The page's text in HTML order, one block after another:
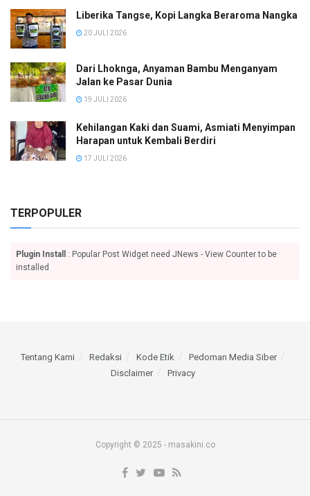
Liberika Tangse, Kopi Langka Beraroma Nangka
20 JULI 2026
Dari Lhoknga, Anyaman Bambu Menganyam
Jalan ke Pasar Dunia
19 JULI 2026
Kehilangan Kaki dan Suami, Asmiati Menyimpan
Harapan untuk Kembali Berdiri
17 JULI 2026
TERPOPULER
Plugin Install
: Popular Post Widget need JNews - View Counter to be
installed
Tentang Kami Redaksi Kode Etik
Pedoman Media Siber
Disclaimer
Privacy
Copyright © 2025 - masakini.co